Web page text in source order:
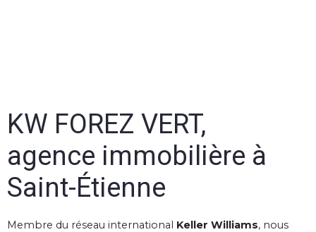
KW FOREZ VERT,
agence immobilière à
Saint-Étienne
Membre du réseau international Keller Williams, nous